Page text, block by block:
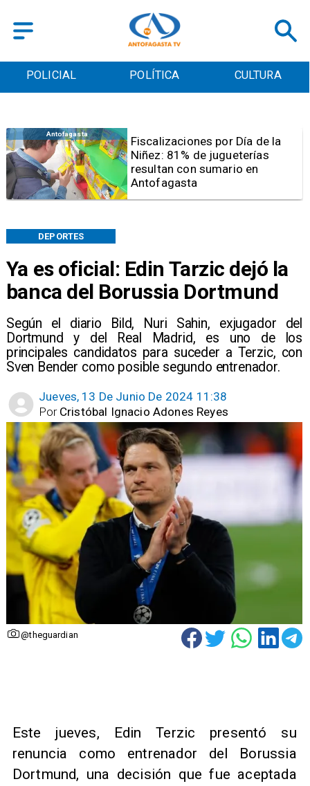
POLICIAL POLÍTICA CULTURA
Ya es oficial: Edin Tarzic dejó la
banca del Borussia Dortmund
​Según el diario Bild, Nuri Sahin, exjugador del
Dortmund y del Real Madrid, es uno de los
principales candidatos para suceder a Terzic, con
Sven Bender como posible segundo entrenador.
DEPORTES
Jueves, 13 De Junio De 2024 11:38
Cristóbal Ignacio Adones Reyes
Por
@theguardian
Antofagasta
Tribunal frena opción de pena
mixta para Karen Rojo por ahora
Este jueves, Edin Terzic presentó su
renuncia como entrenador del Borussia
Dortmund, una decisión que fue aceptada